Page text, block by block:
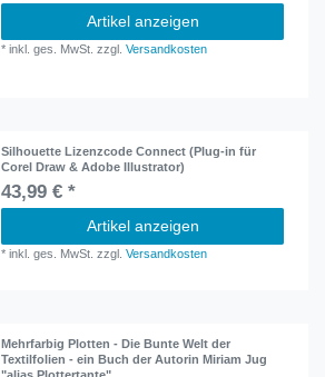
Artikel anzeigen
*inkl. ges. MwSt. zzgl.Versandkosten
Silhouette Lizenzcode Connect (Plug-in für
Corel Draw & Adobe Illustrator)
43,99 € *
Artikel anzeigen
*inkl. ges. MwSt. zzgl.Versandkosten
Mehrfarbig Plotten - Die Bunte Welt der
Textilfolien - ein Buch der Autorin Miriam Jug